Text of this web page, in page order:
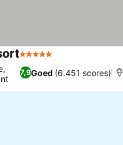
5 Sterren
7,9Goed (6.451 scores)